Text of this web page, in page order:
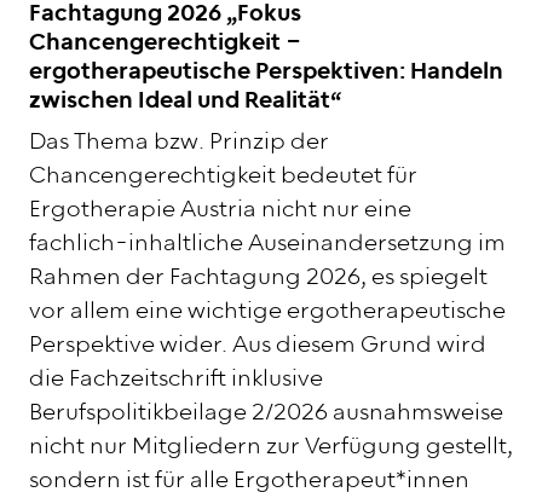
Fachtagung 2026 „Fokus
Chancengerechtigkeit –
ergotherapeutische Perspektiven: Handeln
zwischen Ideal und Realität“
Das Thema bzw. Prinzip der
Chancengerechtigkeit bedeutet für
Ergotherapie Austria nicht nur eine
fachlich-inhaltliche Auseinandersetzung im
Rahmen der Fachtagung 2026, es spiegelt
vor allem eine wichtige ergotherapeutische
Perspektive wider. Aus diesem Grund wird
die Fachzeitschrift inklusive
Berufspolitikbeilage 2/2026 ausnahmsweise
nicht nur Mitgliedern zur Verfügung gestellt,
sondern ist für alle Ergotherapeut*innen